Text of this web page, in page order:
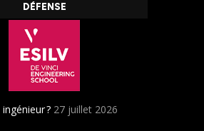
DÉFENSE
? 27 juillet 2026